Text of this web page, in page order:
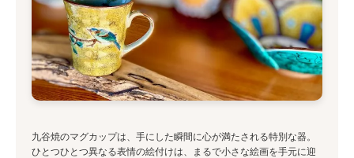
九谷焼のマグカップは、手にした瞬間に心が満たされる特別な器。
ひとつひとつ異なる表情の絵付けは、まるで小さな絵画を手元に迎